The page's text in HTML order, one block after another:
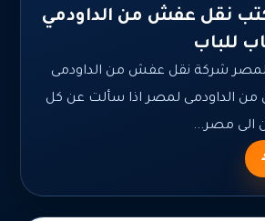
مكتب نقل عفش من الداودمي
للباب
شركة نقل عفش من الداودمى
الداودمى لمصر اذا سألت عن كل
الى مصر...